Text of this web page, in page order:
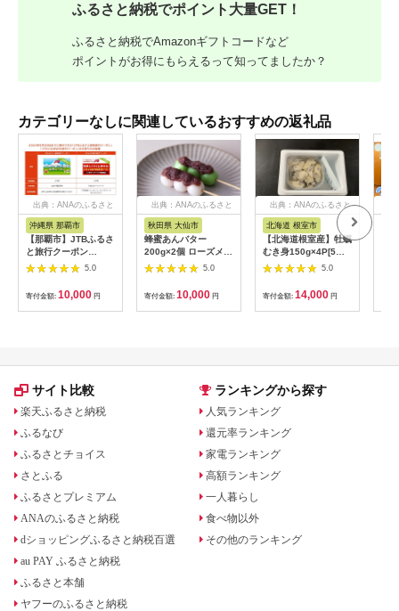
ふるさと納税でポイント大量GET！
ふるさと納税でAmazonギフトコードなど
ポイントがお得にもらえるって知ってましたか？
カテゴリーなしに関連しているおすすめの返礼品
出典：ANAのふるさと
沖縄県 那覇市
【那覇市】JTBふるさ
と旅行クーポン
（3,000円分）有効期
間3年（Eメール発
行）｜旅行 トラベル
予約 国内旅行 JTB 宿
泊 観光 体験 旅行券
人気 おすすめ 旅行ク
ン ネット予約 電話 有
5.0
寄付金額: 10,000 円
出典：ANAのふるさと
秋田県 大仙市
蜂蜜あんバター
200g×2個 ローズメイ
[あんバター はちみ
つ 発酵バター あん
こ 水あめ不使用 秋
田県 大仙市]
5.0
寄付金額: 10,000 円
出典：ANAのふるさと
納税
北海道 根室市
【北海道根室産】牡蠣
むき身150g×4P[5月
下旬以降発送] A-
5.0
寄付金額: 14,000 円
サイト比較
楽天ふるさと納税
ふるなび
ふるさとチョイス
さとふる
ふるさとプレミアム
ANAのふるさと納税
dショッピングふるさと納税百選
au PAY ふるさと納税
ふるさと本舗
ヤフーのふるさと納税
ランキングから探す
人気ランキング
還元率ランキング
家電ランキング
高額ランキング
一人暮らし
食べ物以外
その他のランキング